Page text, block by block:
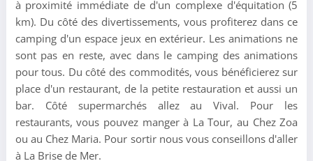
à proximité immédiate de d'un complexe d'équitation (5
km). Du côté des divertissements, vous profiterez dans ce
camping d'un espace jeux en extérieur. Les animations ne
sont pas en reste, avec dans le camping des animations
pour tous. Du côté des commodités, vous bénéficierez sur
place d'un restaurant, de la petite restauration et aussi un
bar. Côté supermarchés allez au Vival. Pour les
restaurants, vous pouvez manger à La Tour, au Chez Zoa
ou au Chez Maria. Pour sortir nous vous conseillons d'aller
à La Brise de Mer.